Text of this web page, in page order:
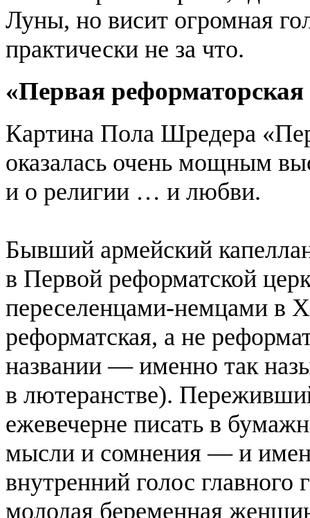
Луны, но висит огромная
практически не за что.
«Первая
Картина Пола Шредера
оказалась очень мощным
и о религии … и любви.
Бывший армейский
в Первой реформатской
переселенцами-немцами в
реформатская, а не
названии — именно так
в лютеранстве).
ежевечерне писать в
мысли и сомнения — и
внутренний голос
молодая беременная